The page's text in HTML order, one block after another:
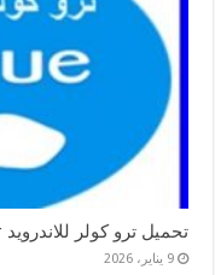
تحميل ترو كولر للاندرويد TrueCaller اخر اصدار 2026
9 يناير، 2026